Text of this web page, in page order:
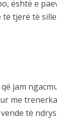
është e
tjerë të
jam
me
të